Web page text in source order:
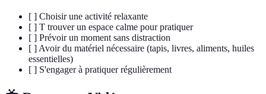
[ ] Choisir une activité relaxante
[ ] T trouver un espace calme pour pratiquer
[ ] Prévoir un moment sans distraction
[ ] Avoir du matériel nécessaire (tapis, livres, aliments, huiles
essentielles)
[ ] S'engager à pratiquer régulièrement